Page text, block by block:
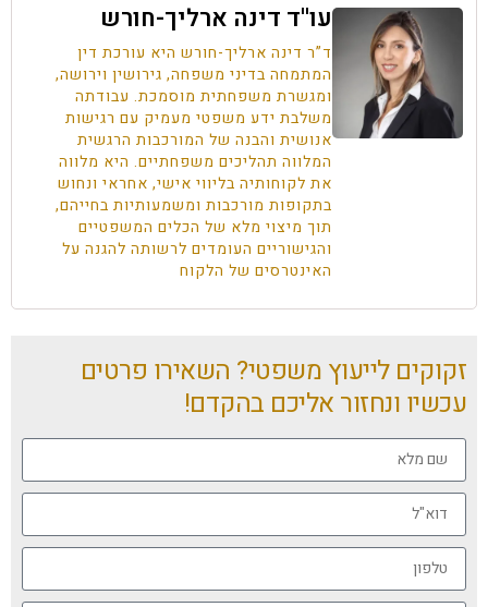
עו''ד דינה ארליך-חורש
ד”ר דינה ארליך-חורש היא עורכת דין
המתמחה בדיני משפחה, גירושין וירושה,
ומגשרת משפחתית מוסמכת. עבודתה
משלבת ידע משפטי מעמיק עם רגישות
אנושית והבנה של המורכבות הרגשית
המלווה תהליכים משפחתיים. היא מלווה
את לקוחותיה בליווי אישי, אחראי ונחוש
בתקופות מורכבות ומשמעותיות בחייהם,
תוך מיצוי מלא של הכלים המשפטיים
והגישוריים העומדים לרשותה להגנה על
האינטרסים של הלקוח
זקוקים לייעוץ משפטי? השאירו פרטים
עכשיו ונחזור אליכם בהקדם!